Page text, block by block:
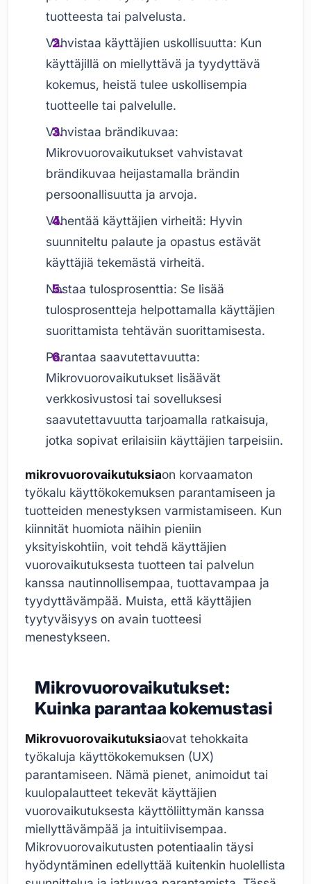
tuotteesta tai palvelusta.
Vahvistaa käyttäjien uskollisuutta: Kun
käyttäjillä on miellyttävä ja tyydyttävä
kokemus, heistä tulee uskollisempia
tuotteelle tai palvelulle.
Vahvistaa brändikuvaa:
Mikrovuorovaikutukset vahvistavat
brändikuvaa heijastamalla brändin
persoonallisuutta ja arvoja.
Vähentää käyttäjien virheitä: Hyvin
suunniteltu palaute ja opastus estävät
käyttäjiä tekemästä virheitä.
Nostaa tulosprosenttia: Se lisää
tulosprosentteja helpottamalla käyttäjien
suorittamista tehtävän suorittamisesta.
Parantaa saavutettavuutta:
Mikrovuorovaikutukset lisäävät
verkkosivustosi tai sovelluksesi
saavutettavuutta tarjoamalla ratkaisuja,
jotka sopivat erilaisiin käyttäjien tarpeisiin.
mikrovuorovaikutuksiaon korvaamaton
työkalu käyttökokemuksen parantamiseen ja
tuotteiden menestyksen varmistamiseen. Kun
kiinnität huomiota näihin pieniin
yksityiskohtiin, voit tehdä käyttäjien
vuorovaikutuksesta tuotteen tai palvelun
kanssa nautinnollisempaa, tuottavampaa ja
tyydyttävämpää. Muista, että käyttäjien
tyytyväisyys on avain tuotteesi
menestykseen.
Mikrovuorovaikutukset:
Kuinka parantaa kokemustasi
Mikrovuorovaikutuksiaovat tehokkaita
työkaluja käyttökokemuksen (UX)
parantamiseen. Nämä pienet, animoidut tai
kuulopalautteet tekevät käyttäjien
vuorovaikutuksesta käyttöliittymän kanssa
miellyttävämpää ja intuitiivisempaa.
Mikrovuorovaikutusten potentiaalin täysi
hyödyntäminen edellyttää kuitenkin huolellista